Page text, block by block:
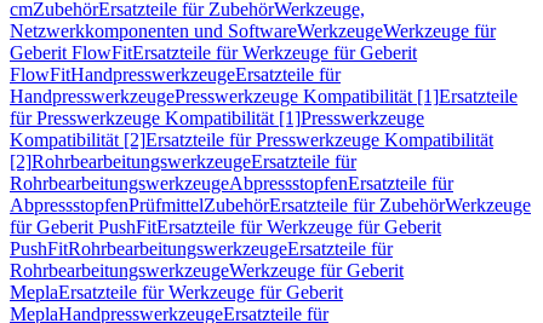
cmZubehörErsatzteile für ZubehörWerkzeuge,
Netzwerkkomponenten und SoftwareWerkzeugeWerkzeuge für
Geberit FlowFitErsatzteile für Werkzeuge für Geberit
FlowFitHandpresswerkzeugeErsatzteile für
HandpresswerkzeugePresswerkzeuge Kompatibilität [1]Ersatzteile
für Presswerkzeuge Kompatibilität [1]Presswerkzeuge
Kompatibilität [2]Ersatzteile für Presswerkzeuge Kompatibilität
[2]RohrbearbeitungswerkzeugeErsatzteile für
RohrbearbeitungswerkzeugeAbpressstopfenErsatzteile für
AbpressstopfenPrüfmittelZubehörErsatzteile für ZubehörWerkzeuge
für Geberit PushFitErsatzteile für Werkzeuge für Geberit
PushFitRohrbearbeitungswerkzeugeErsatzteile für
RohrbearbeitungswerkzeugeWerkzeuge für Geberit
MeplaErsatzteile für Werkzeuge für Geberit
MeplaHandpresswerkzeugeErsatzteile für